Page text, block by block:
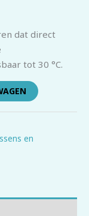
dat direct
tot 30 °C.
en